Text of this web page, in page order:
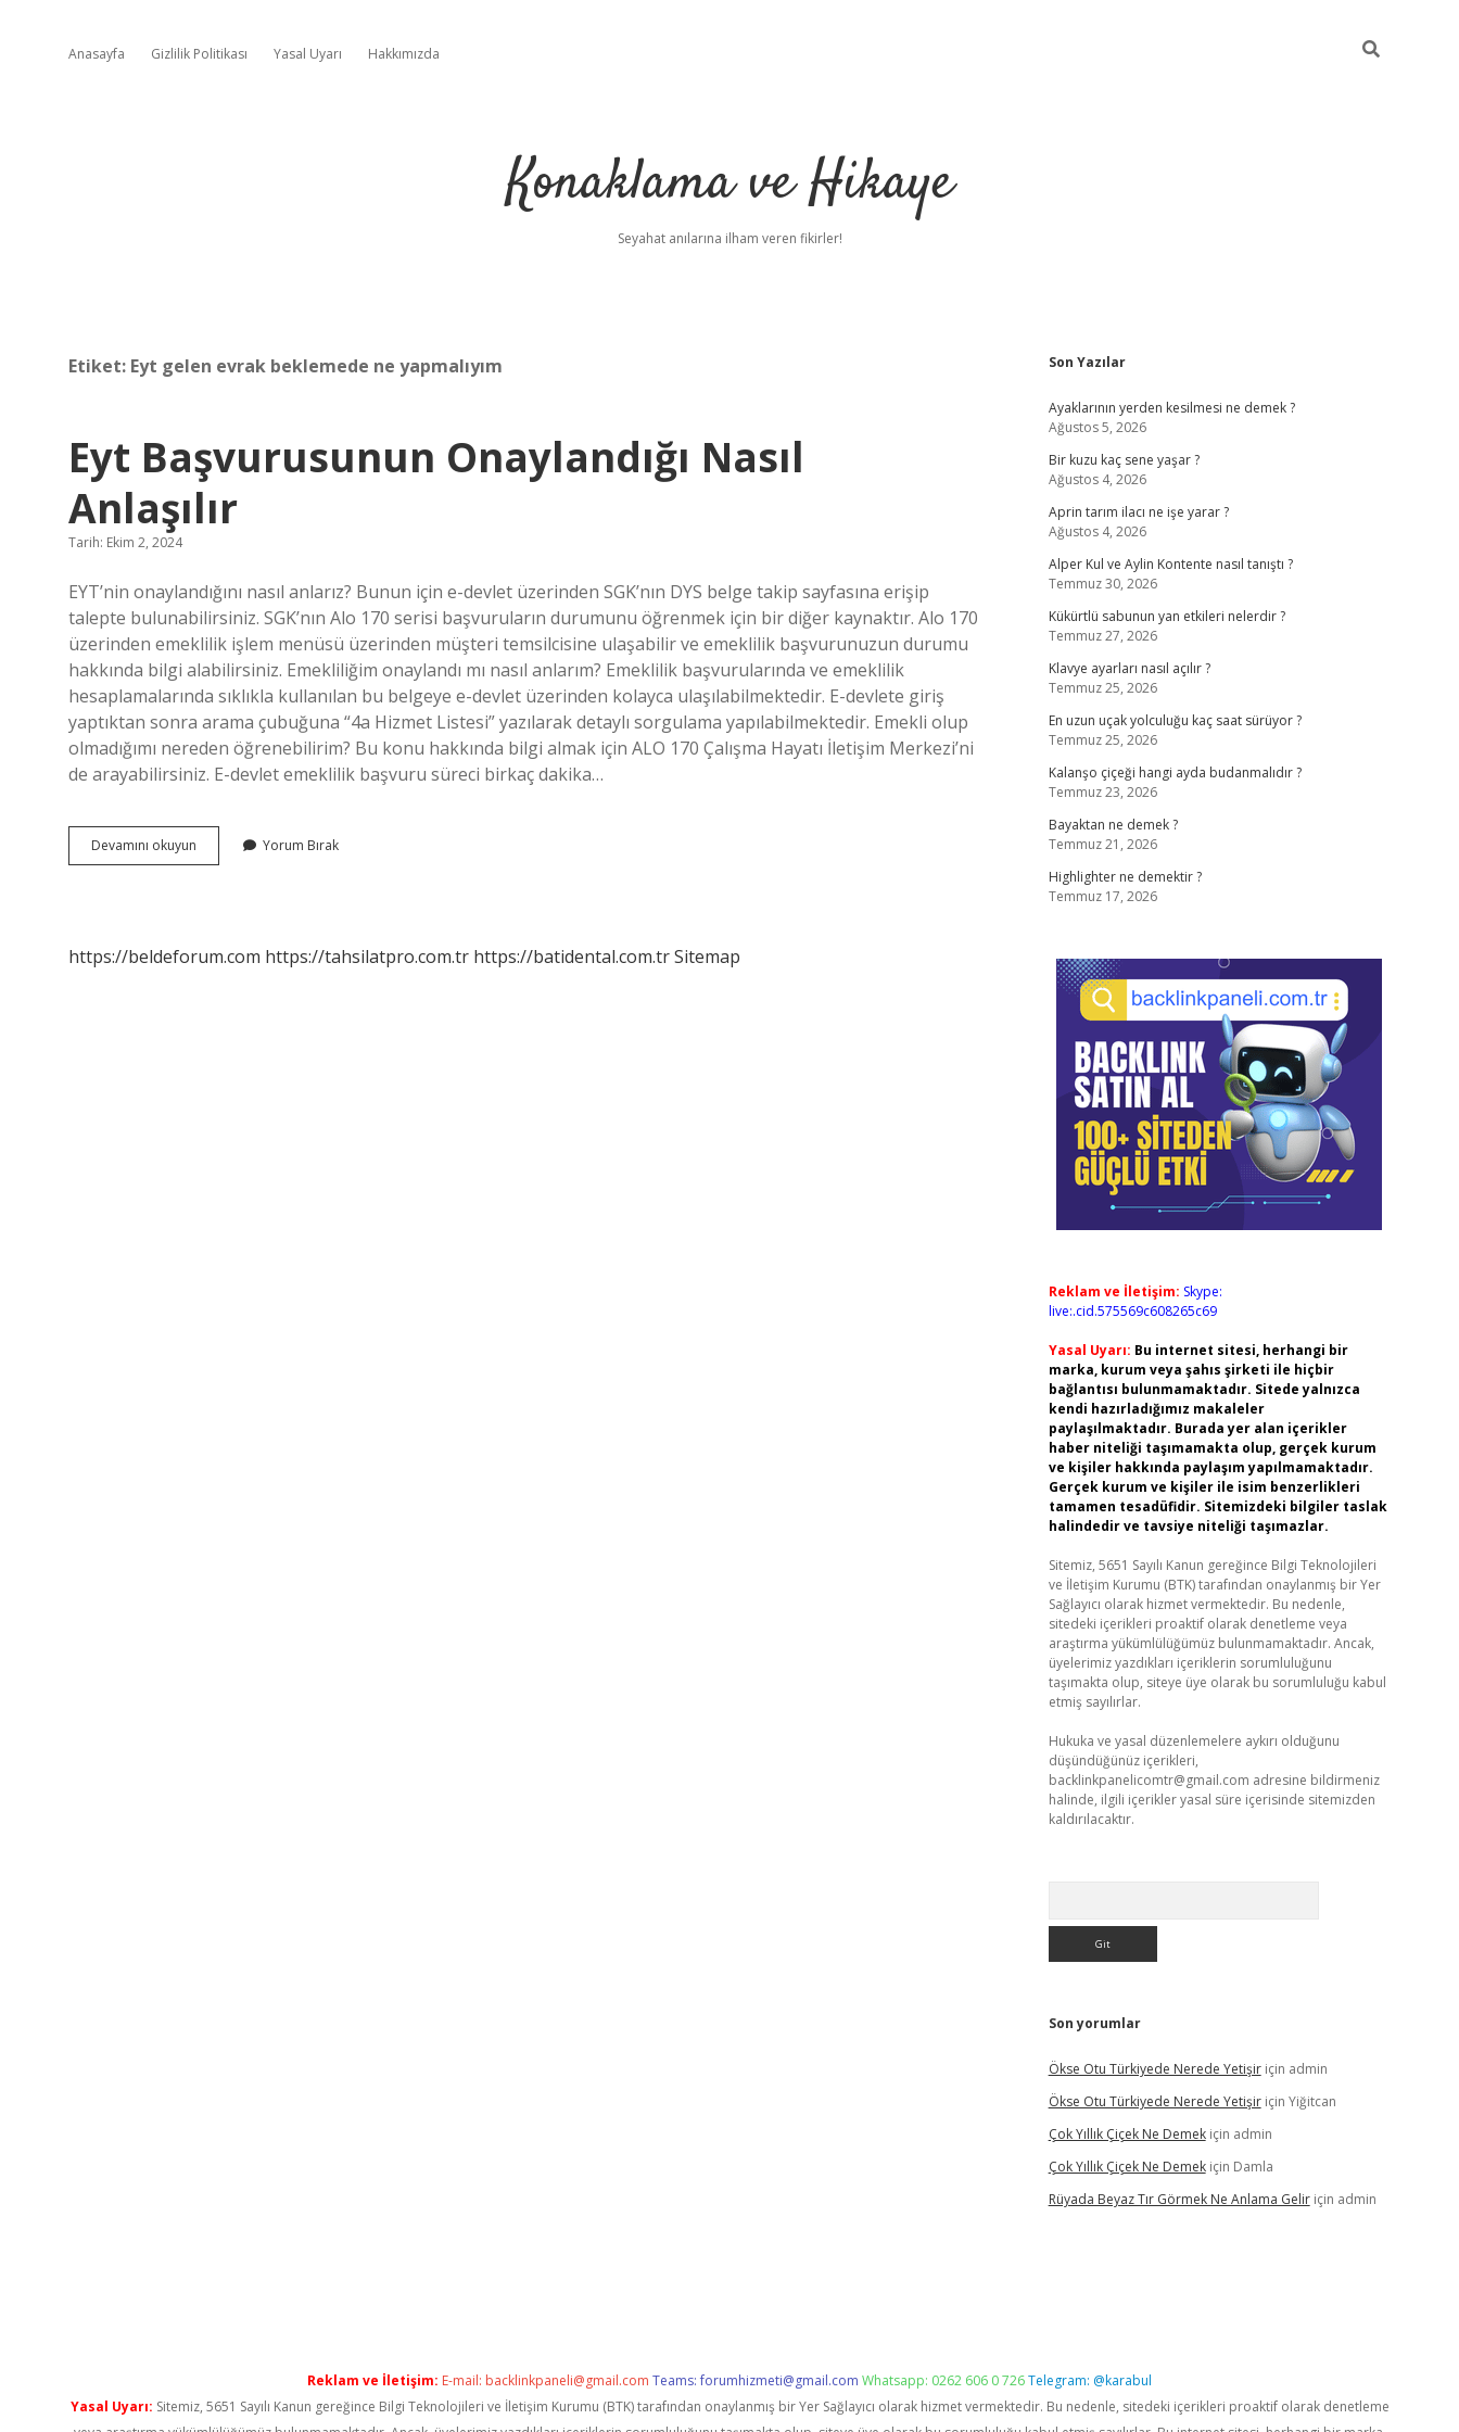
Anasayfa Gizlilik Politikası Yasal Uyarı Hakkımızda
Konaklama ve Hikaye
Seyahat anılarına ilham veren fikirler!
Etiket: Eyt gelen evrak beklemede ne yapmalıyım
Eyt Başvurusunun Onaylandığı Nasıl
Anlaşılır
Tarih: Ekim 2, 2024
EYT’nin onaylandığını nasıl anlarız? Bunun için e-devlet üzerinden SGK’nın DYS belge takip sayfasına erişip
talepte bulunabilirsiniz. SGK’nın Alo 170 serisi başvuruların durumunu öğrenmek için bir diğer kaynaktır. Alo 170
üzerinden emeklilik işlem menüsü üzerinden müşteri temsilcisine ulaşabilir ve emeklilik başvurunuzun durumu
hakkında bilgi alabilirsiniz. Emekliliğim onaylandı mı nasıl anlarım? Emeklilik başvurularında ve emeklilik
hesaplamalarında sıklıkla kullanılan bu belgeye e-devlet üzerinden kolayca ulaşılabilmektedir. E-devlete giriş
yaptıktan sonra arama çubuğuna “4a Hizmet Listesi” yazılarak detaylı sorgulama yapılabilmektedir. Emekli olup
olmadığımı nereden öğrenebilirim? Bu konu hakkında bilgi almak için ALO 170 Çalışma Hayatı İletişim Merkezi’ni
de arayabilirsiniz. E-devlet emeklilik başvuru süreci birkaç dakika…
Devamını okuyun
Başvurusunun
Yorum Bırak
https://beldeforum.com https://tahsilatpro.com.tr https://batidental.com.trSitemap
Sidebar
Son Yazılar
Ayaklarının yerden kesilmesi ne demek ?
Ağustos 5, 2026
Bir kuzu kaç sene yaşar ?
Ağustos 4, 2026
Aprin tarım ilacı ne işe yarar ?
Ağustos 4, 2026
Alper Kul ve Aylin Kontente nasıl tanıştı ?
Temmuz 30, 2026
Kükürtlü sabunun yan etkileri nelerdir ?
Temmuz 27, 2026
Klavye ayarları nasıl açılır ?
Temmuz 25, 2026
En uzun uçak yolculuğu kaç saat sürüyor ?
Temmuz 25, 2026
Kalanşo çiçeği hangi ayda budanmalıdır ?
Temmuz 23, 2026
Bayaktan ne demek ?
Temmuz 21, 2026
Highlighter ne demektir ?
Temmuz 17, 2026
Reklam ve İletişim: Skype:
live:.cid.575569c608265c69
Yasal Uyarı: Bu internet sitesi, herhangi bir
marka, kurum veya şahıs şirketi ile hiçbir
bağlantısı bulunmamaktadır. Sitede yalnızca
kendi hazırladığımız makaleler
paylaşılmaktadır. Burada yer alan içerikler
haber niteliği taşımamakta olup, gerçek kurum
ve kişiler hakkında paylaşım yapılmamaktadır.
Gerçek kurum ve kişiler ile isim benzerlikleri
tamamen tesadüfidir. Sitemizdeki bilgiler taslak
halindedir ve tavsiye niteliği taşımazlar.
Sitemiz, 5651 Sayılı Kanun gereğince Bilgi Teknolojileri
ve İletişim Kurumu (BTK) tarafından onaylanmış bir Yer
Sağlayıcı olarak hizmet vermektedir. Bu nedenle,
sitedeki içerikleri proaktif olarak denetleme veya
araştırma yükümlülüğümüz bulunmamaktadır. Ancak,
üyelerimiz yazdıkları içeriklerin sorumluluğunu
taşımakta olup, siteye üye olarak bu sorumluluğu kabul
etmiş sayılırlar.
Hukuka ve yasal düzenlemelere aykırı olduğunu
düşündüğünüz içerikleri,
backlinkpanelicomtr@gmail.com adresine bildirmeniz
halinde, ilgili içerikler yasal süre içerisinde sitemizden
kaldırılacaktır.
Son yorumlar
Ökse Otu Türkiyede Nerede Yetişiriçin admin
Ökse Otu Türkiyede Nerede Yetişiriçin Yiğitcan
Çok Yıllık Çiçek Ne Demekiçin admin
Çok Yıllık Çiçek Ne Demekiçin Damla
Rüyada Beyaz Tır Görmek Ne Anlama Geliriçin admin
Reklam ve İletişim: E-mail: backlinkpaneli@gmail.com Teams:forumhizmeti@gmail.com Whatsapp: 0262 606 0 726Telegram: @karabul
Yasal Uyarı: Sitemiz, 5651 Sayılı Kanun gereğince Bilgi Teknolojileri ve İletişim Kurumu (BTK) tarafından onaylanmış bir Yer Sağlayıcı olarak hizmet vermektedir. Bu nedenle, sitedeki içerikleri proaktif olarak denetleme